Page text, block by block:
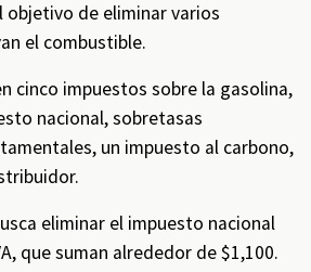
objetivo de eliminar varios
el combustible.
cinco impuestos sobre la gasolina,
nacional, sobretasas
un impuesto al carbono,
eliminar el impuesto nacional
que suman alrededor de $1,100.